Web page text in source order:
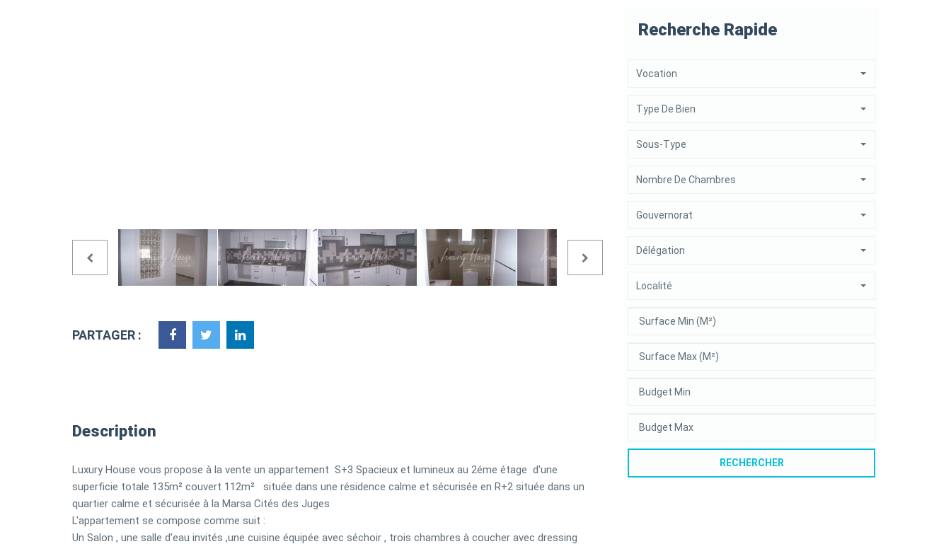
PARTAGER :
Description
Luxury House vous propose à la vente un appartement S+3 Spacieux et lumineux au 2éme étage d'une
superficie totale 135m² couvert 112m² située dans une résidence calme et sécurisée en R+2 située dans un
quartier calme et sécurisée à la Marsa Cités des Juges
L'appartement se compose comme suit :
Un Salon , une salle d'eau invités ,une cuisine équipée avec séchoir , trois chambres à coucher avec dressing
Recherche Rapide
Vocation
Type De Bien
Sous-Type
Nombre De Chambres
Gouvernorat
Délégation
Localité
RECHERCHER